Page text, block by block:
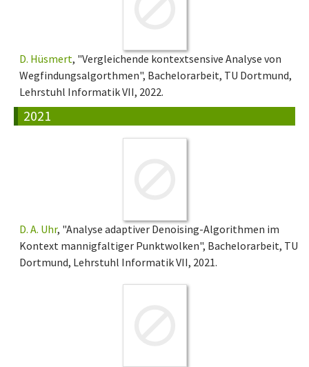
D. Hüsmert, "Vergleichende kontextsensive Analyse von
Wegfindungsalgorthmen", Bachelorarbeit, TU Dortmund,
Lehrstuhl Informatik VII, 2022.
2021
D. A. Uhr, "Analyse adaptiver Denoising-Algorithmen im
Kontext mannigfaltiger Punktwolken", Bachelorarbeit, TU
Dortmund, Lehrstuhl Informatik VII, 2021.